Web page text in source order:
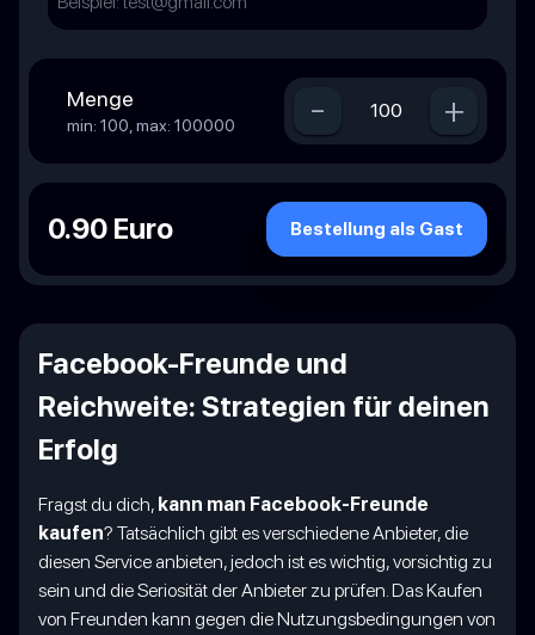
Menge
min: 100, max: 100000 - +
0.90 Euro Bestellung als Gast
Facebook-Freunde und
Reichweite: Strategien für deinen
Erfolg
Fragst du dich, kann man Facebook-Freunde
kaufen? Tatsächlich gibt es verschiedene Anbieter, die
diesen Service anbieten, jedoch ist es wichtig, vorsichtig zu
sein und die Seriosität der Anbieter zu prüfen. Das Kaufen
von Freunden kann gegen die Nutzungsbedingungen von